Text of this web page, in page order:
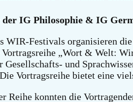
der IG Philosophie & IG
WIR-Festivals organisieren
„Wort & Welt:
und
Vortragsreihe bietet eine
Reihe konnten die